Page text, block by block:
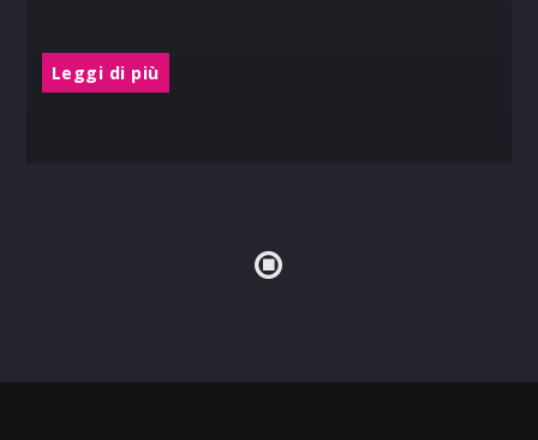
Leggi di più